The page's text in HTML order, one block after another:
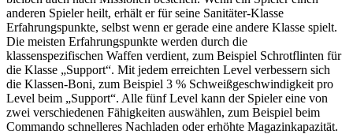
anderen Spieler heilt, erhält er für seine Sanitäter-Klasse
Erfahrungspunkte, selbst wenn er gerade eine andere Klasse spielt.
Die meisten Erfahrungspunkte werden durch die
klassenspezifischen Waffen verdient, zum Beispiel Schrotflinten für
die Klasse „Support“. Mit jedem erreichten Level verbessern sich
die Klassen-Boni, zum Beispiel 3 % Schweißgeschwindigkeit pro
Level beim „Support“. Alle fünf Level kann der Spieler eine von
zwei verschiedenen Fähigkeiten auswählen, zum Beispiel beim
Commando schnelleres Nachladen oder erhöhte Magazinkapazität.